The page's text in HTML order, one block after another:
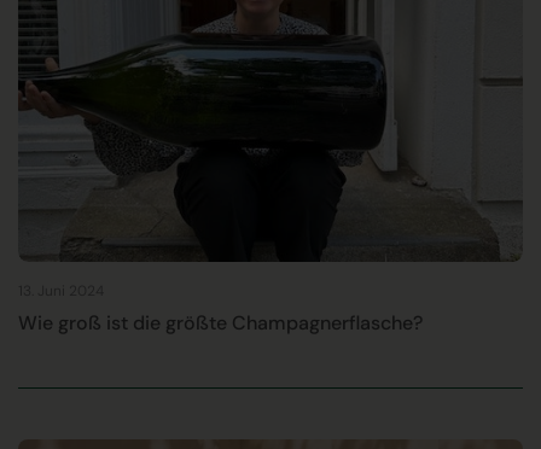
Wie groß ist die größte Champagnerflasche?